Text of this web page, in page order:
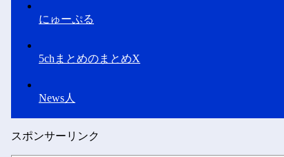
にゅーぷる
5chまとめのまとめX
News人
スポンサーリンク